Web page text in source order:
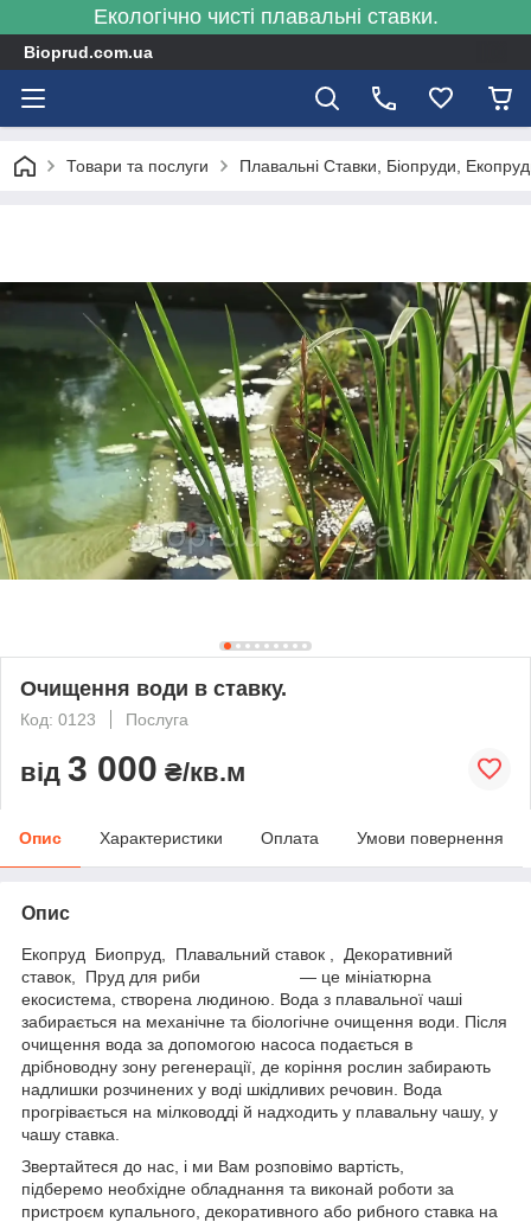
Екологічно чисті плавальні ставки.
Bioprud.com.ua
Товари та послуги Плавальні Ставки, Біопруди,
Очищення води в ставку.
Код: 0123 Послуга
від 3 000 ₴/кв.м
Опис Характеристики Оплата Умови повернення
Опис
Екопруд Биопруд, Плавальний ставок , Декоративний
ставок, Пруд для риби — це мініатюрна
екосистема, створена людиною. Вода з плавальної чаші
забирається на механічне та біологічне очищення води. Після
очищення вода за допомогою насоса подається в
дрібноводну зону регенерації, де коріння рослин забирають
надлишки розчинених у воді шкідливих речовин. Вода
прогрівається на мілководді й надходить у плавальну чашу, у
чашу ставка.
Звертайтеся до нас, і ми Вам розповімо вартість,
підберемо необхідне обладнання та виконай роботи за
пристроєм купального, декоративного або рибного ставка на